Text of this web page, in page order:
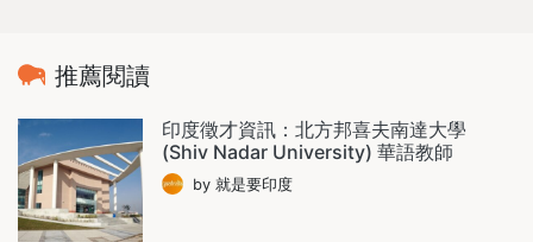
推薦閱讀
印度徵才資訊：北方邦喜夫南達大學
(Shiv Nadar University) 華語教師
by 就是要印度